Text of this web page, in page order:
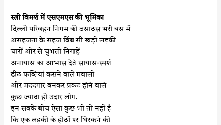
——–
स्त्री विमर्श में एसएमएस की भूमिका
दिल्ली परिवहन निगम की ठसाठस भरी बस में
असहजता के सहज बिंब सी खड़ी लड़की
चारों ओर से चुभती निगाहें
अनायास का आभास देते सायास-स्पर्श
ढीठ फब्तियां कसने वाले मवाली
और मददगार बनकर प्रकट होने वाले
कुछ ज्यादा ही उदार लोग.
इन सबके बीच ऐसा कुछ भी तो नहीं है
कि एक लड़की के होठों पर थिरकने की